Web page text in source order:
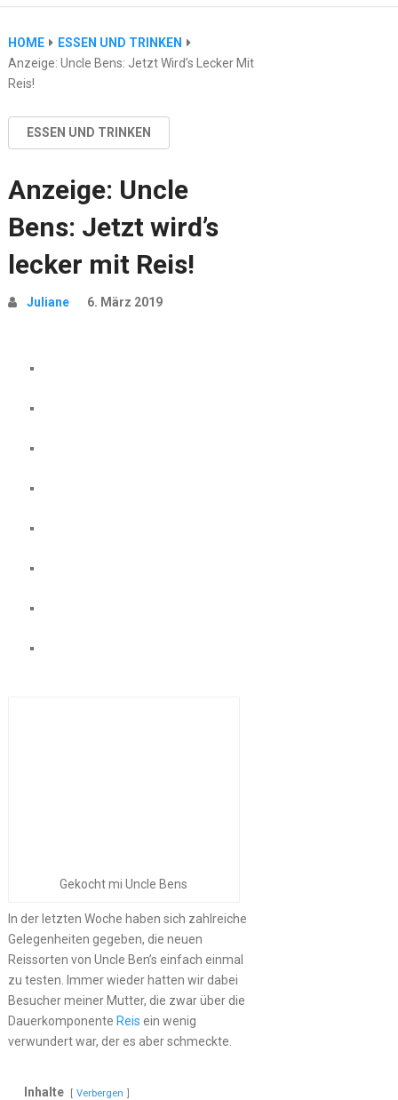
HOME
ESSEN UND TRINKEN
Anzeige: Uncle Bens: Jetzt Wird’s Lecker Mit
Reis!
ESSEN UND TRINKEN
Anzeige: Uncle
Bens: Jetzt wird’s
lecker mit Reis!
Juliane 6. März 2019
Gekocht mi Uncle Bens
In der letzten Woche haben sich zahlreiche
Gelegenheiten gegeben, die neuen
Reissorten von Uncle Ben’s einfach einmal
zu testen. Immer wieder hatten wir dabei
Besucher meiner Mutter, die zwar über die
Dauerkomponente Reis ein wenig
verwundert war, der es aber schmeckte.
Inhalte Verbergen